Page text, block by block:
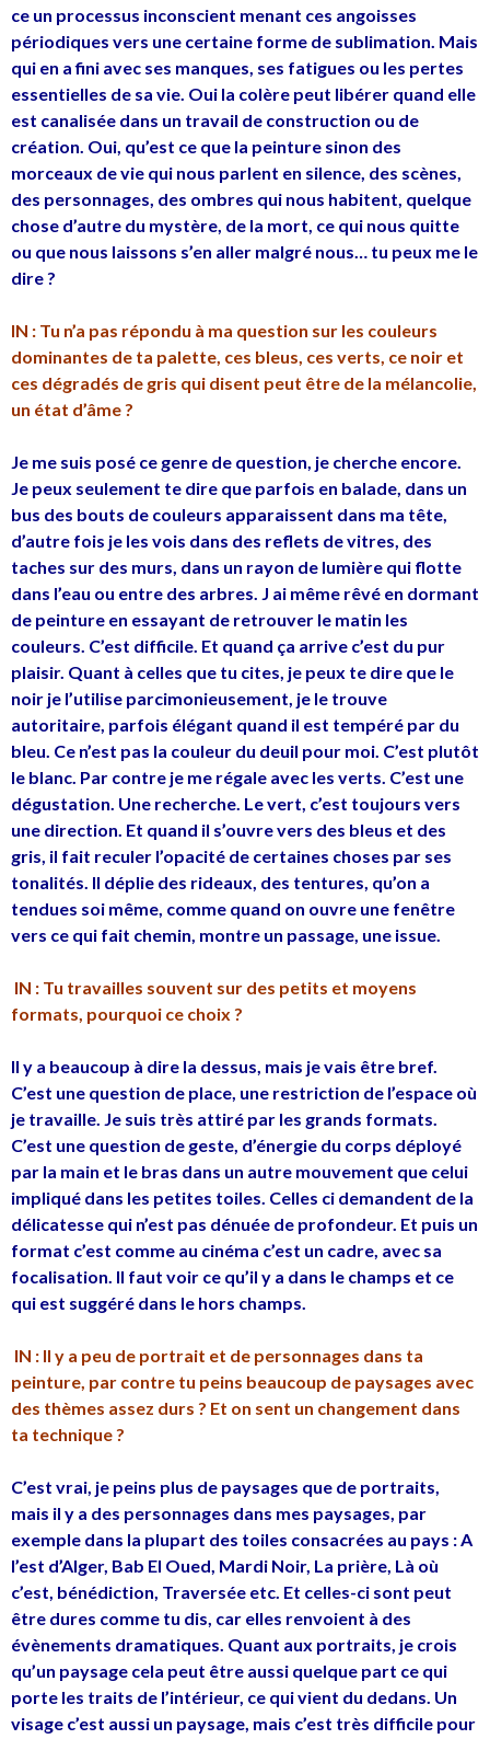
ce un processus inconscient menant ces angoisses
périodiques vers une certaine forme de sublimation. Mais
qui en a fini avec ses manques, ses fatigues ou les pertes
essentielles de sa vie. Oui la colère peut libérer quand elle
est canalisée dans un travail de construction ou de
création. Oui, qu’est ce que la peinture sinon des
morceaux de vie qui nous parlent en silence, des scènes,
des personnages, des ombres qui nous habitent, quelque
chose d’autre du mystère, de la mort, ce qui nous quitte
ou que nous laissons s’en aller malgré nous… tu peux me le
dire ?
IN : Tu n’a pas répondu à ma question sur les couleurs
dominantes de ta palette, ces bleus, ces verts, ce noir et
ces dégradés de gris qui disent peut être de la mélancolie,
un état d’âme ?
Je me suis posé ce genre de question, je cherche encore.
Je peux seulement te dire que parfois en balade, dans un
bus des bouts de couleurs apparaissent dans ma tête,
d’autre fois je les vois dans des reflets de vitres, des
taches sur des murs, dans un rayon de lumière qui flotte
dans l’eau ou entre des arbres. J ai même rêvé en dormant
de peinture en essayant de retrouver le matin les
couleurs. C’est difficile. Et quand ça arrive c’est du pur
plaisir. Quant à celles que tu cites, je peux te dire que le
noir je l’utilise parcimonieusement, je le trouve
autoritaire, parfois élégant quand il est tempéré par du
bleu. Ce n’est pas la couleur du deuil pour moi. C’est plutôt
le blanc. Par contre je me régale avec les verts. C’est une
dégustation. Une recherche. Le vert, c’est toujours vers
une direction. Et quand il s’ouvre vers des bleus et des
gris, il fait reculer l’opacité de certaines choses par ses
tonalités. Il déplie des rideaux, des tentures, qu’on a
tendues soi même, comme quand on ouvre une fenêtre
vers ce qui fait chemin, montre un passage, une issue.
IN : Tu travailles souvent sur des petits et moyens
formats, pourquoi ce choix ?
Il y a beaucoup à dire la dessus, mais je vais être bref.
C’est une question de place, une restriction de l’espace où
je travaille. Je suis très attiré par les grands formats.
C’est une question de geste, d’énergie du corps déployé
par la main et le bras dans un autre mouvement que celui
impliqué dans les petites toiles. Celles ci demandent de la
délicatesse qui n’est pas dénuée de profondeur. Et puis un
format c’est comme au cinéma c’est un cadre, avec sa
focalisation. Il faut voir ce qu’il y a dans le champs et ce
qui est suggéré dans le hors champs.
IN : Il y a peu de portrait et de personnages dans ta
peinture, par contre tu peins beaucoup de paysages avec
des thèmes assez durs ? Et on sent un changement dans
ta technique ?
C’est vrai, je peins plus de paysages que de portraits,
mais il y a des personnages dans mes paysages, par
exemple dans la plupart des toiles consacrées au pays : A
l’est d’Alger, Bab El Oued, Mardi Noir, La prière, Là où
c’est, bénédiction, Traversée etc. Et celles-ci sont peut
être dures comme tu dis, car elles renvoient à des
évènements dramatiques. Quant aux portraits, je crois
qu’un paysage cela peut être aussi quelque part ce qui
porte les traits de l’intérieur, ce qui vient du dedans. Un
visage c’est aussi un paysage, mais c’est très difficile pour